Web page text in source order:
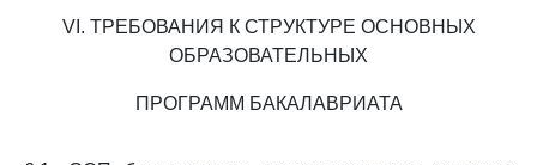
VI. ТРЕБОВАНИЯ К СТРУКТУРЕ ОСНОВНЫХ
ОБРАЗОВАТЕЛЬНЫХ
ПРОГРАММ БАКАЛАВРИАТА